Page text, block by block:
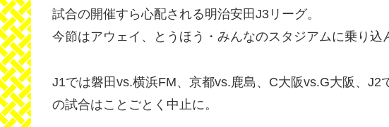
試合の開催すら心配される明治安田J3リーグ。
今節はアウェイ、とうほう・みんなのスタジアムに乗り込
J1では磐田vs.横浜FM、京都vs.鹿島、C大阪vs.G大阪、J2
の試合はことごとく中止に。